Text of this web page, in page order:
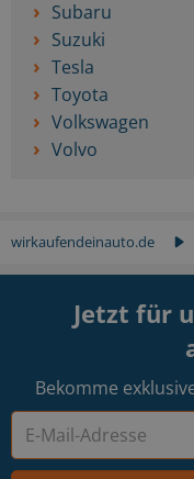
Subaru
Suzuki
Tesla
Toyota
Volkswagen
Volvo
wirkaufendeinauto.de
Jetzt für
Bekomme